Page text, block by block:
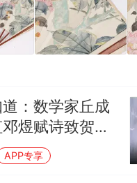
：数学家丘成
煜赋诗致贺，
录古人
APP专享